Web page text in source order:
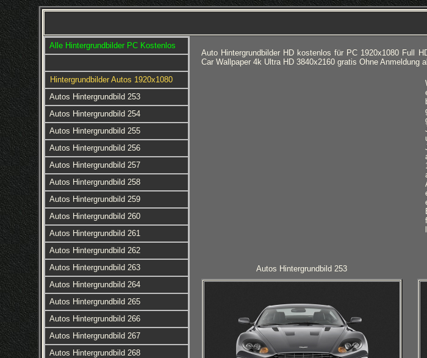
Alle Hintergrundbilder PC Kostenlos
Hintergrundbilder Autos 1920x1080
Autos Hintergrundbild 253
Autos Hintergrundbild 254
Autos Hintergrundbild 255
Autos Hintergrundbild 256
Autos Hintergrundbild 257
Autos Hintergrundbild 258
Autos Hintergrundbild 259
Autos Hintergrundbild 260
Autos Hintergrundbild 261
Autos Hintergrundbild 262
Autos Hintergrundbild 263
Autos Hintergrundbild 264
Autos Hintergrundbild 265
Autos Hintergrundbild 266
Autos Hintergrundbild 267
Autos Hintergrundbild 268
Auto Hintergrundbilder HD kostenlos für PC 1920x1080 Full
Car Wallpaper 4k Ultra HD 3840x2160 gratis Ohne Anmeldung
Autos Hintergrundbild 253